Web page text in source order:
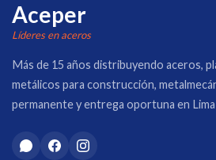
Aceper
Líderes en aceros
Más de 15 años distribuyendo aceros,
metálicos para construcción,
permanente y entrega oportuna en